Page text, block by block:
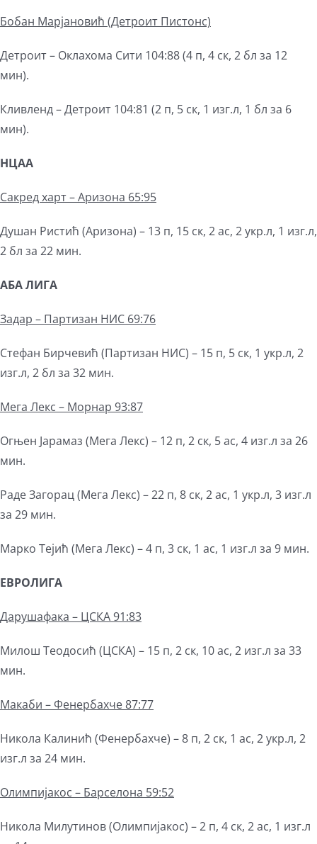
Бобан Марјановић (Детроит Пистонс)
Детроит – Оклахома Сити 104:88 (4 п, 4 ск, 2 бл за 12
мин).
Кливленд – Детроит 104:81 (2 п, 5 ск, 1 изг.л, 1 бл за 6
мин).
НЦАА
Сакред харт – Аризона 65:95
Душан Ристић (Аризона) – 13 п, 15 ск, 2 ас, 2 укр.л, 1 изг.л,
2 бл за 22 мин.
АБА ЛИГА
Задар – Партизан НИС 69:76
Стефан Бирчевић (Партизан НИС) – 15 п, 5 ск, 1 укр.л, 2
изг.л, 2 бл за 32 мин.
Мега Лекс – Морнар 93:87
Огњен Јарамаз (Мега Лекс) – 12 п, 2 ск, 5 ас, 4 изг.л за 26
мин.
Раде Загорац (Мега Лекс) – 22 п, 8 ск, 2 ас, 1 укр.л, 3 изг.л
за 29 мин.
Марко Тејић (Мега Лекс) – 4 п, 3 ск, 1 ас, 1 изг.л за 9 мин.
ЕВРОЛИГА
Дарушафака – ЦСКА 91:83
Милош Теодосић (ЦСКА) – 15 п, 2 ск, 10 ас, 2 изг.л за 33
мин.
Макаби – Фенербахче 87:77
Никола Калинић (Фенербахче) – 8 п, 2 ск, 1 ас, 2 укр.л, 2
изг.л за 24 мин.
Олимпијакос – Барселона 59:52
Никола Милутинов (Олимпијакос) – 2 п, 4 ск, 2 ас, 1 изг.л